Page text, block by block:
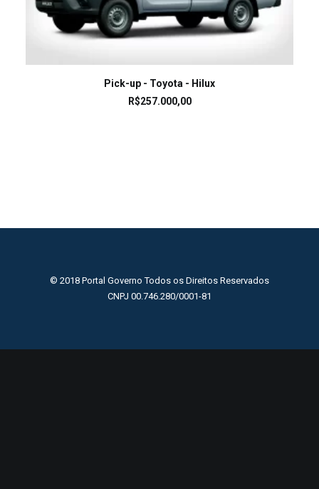
LEIA MAIS
Pick-up - Toyota - Hilux
R$257.000,00
© 2018 Portal Governo Todos os Direitos Reservados
CNPJ 00.746.280/0001-81